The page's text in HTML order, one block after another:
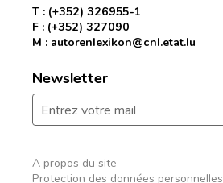
T : (+352) 326955-1
F : (+352) 327090
M : autorenlexikon@cnl.etat.lu
Newsletter
A propos du site
Protection des données personnelles